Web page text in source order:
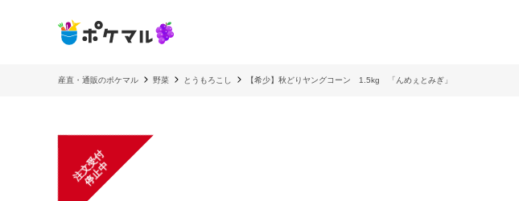
産直・通販のポケマル 野菜 とうもろこし 【希少】秋どりヤングコーン 1.5kg 「んめぇとみぎ」
注
文
受
付
停
止
中